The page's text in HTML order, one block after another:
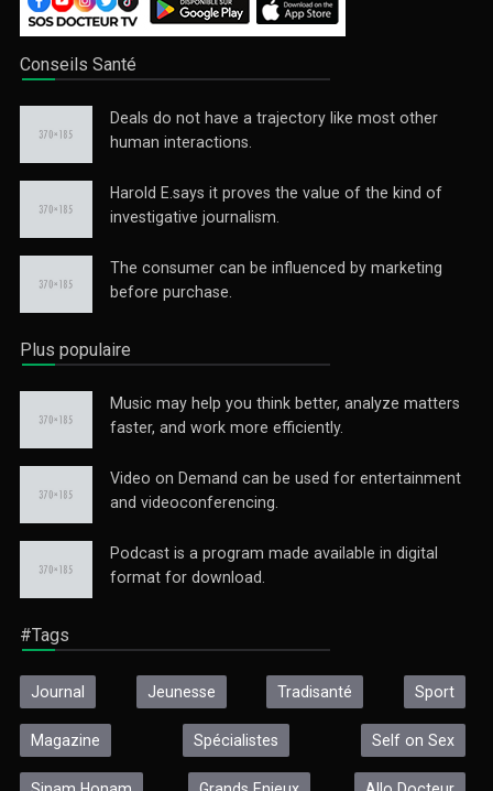
Conseils Santé
Deals do not have a trajectory like most other
human interactions.
Harold E.says it proves the value of the kind of
investigative journalism.
The consumer can be influenced by marketing
before purchase.
Plus populaire
Music may help you think better, analyze matters
faster, and work more efficiently.
Video on Demand can be used for entertainment
and videoconferencing.
Podcast is a program made available in digital
format for download.
#Tags
Journal Jeunesse Tradisanté Sport
Magazine Spécialistes Self on Sex